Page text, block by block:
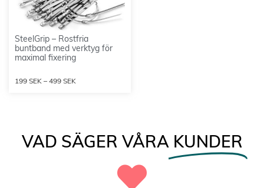
SteelGrip – Rostfria
buntband med verktyg för
maximal fixering
199 SEK – 499 SEK
VAD SÄGER VÅRA KUNDER